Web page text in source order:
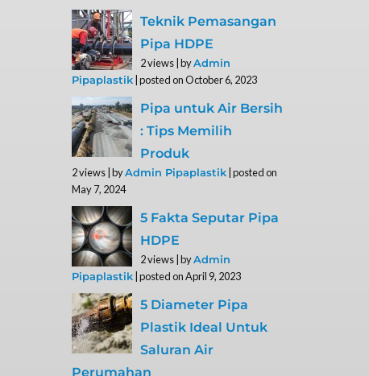
Teknik Pemasangan
Pipa HDPE
2 views byAdmin
Pipaplastik posted on October 6, 2023
Pipa untuk Air Bersih
: Tips Memilih
Produk
2 views byAdmin Pipaplastik posted on
May 7, 2024
5 Fakta Seputar Pipa
HDPE
2 views byAdmin
Pipaplastik posted on April 9, 2023
5 Diameter Pipa
Plastik Ideal Untuk
Saluran Air
Perumahan